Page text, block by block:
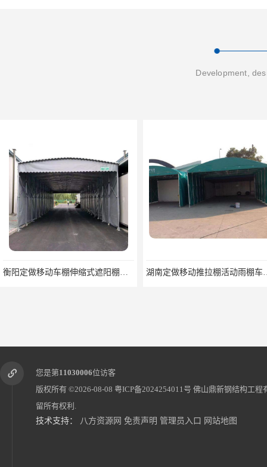
Development,
阳棚活动蓬推拉棚 湖南定做移动推拉棚活动雨棚车棚物流仓库棚
您是第11030006位访客
版权所有 ©2026-08-08 粤ICP备2024254011号 佛山鼎新钢结构工程
留所有权利.
技术支持： 八方资源网 免责声明 管理员入口 网站地图